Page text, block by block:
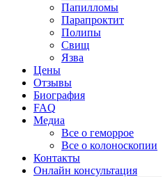
Папилломы
Парапроктит
Полипы
Свищ
Язва
Цены
Отзывы
Биография
FAQ
Медиа
Все о геморрое
Все о колоноскопии
Контакты
Онлайн консультация